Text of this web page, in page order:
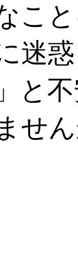
こ
迷
と
せ